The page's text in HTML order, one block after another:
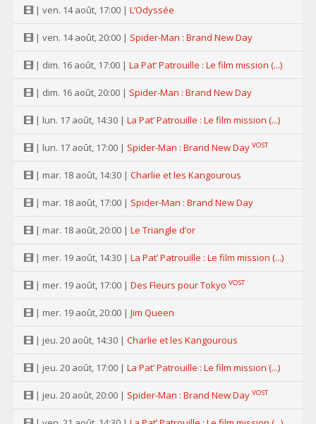
| ven. 14 août, 17:00 | L’Odyssée
| ven. 14 août, 20:00 | Spider-Man : Brand New Day
| dim. 16 août, 17:00 | La Pat’ Patrouille : Le film mission (...)
| dim. 16 août, 20:00 | Spider-Man : Brand New Day
| lun. 17 août, 14:30 | La Pat’ Patrouille : Le film mission (...)
| lun. 17 août, 17:00 | Spider-Man : Brand New Day VOST
| mar. 18 août, 14:30 | Charlie et les Kangourous
| mar. 18 août, 17:00 | Spider-Man : Brand New Day
| mar. 18 août, 20:00 | Le Triangle d’or
| mer. 19 août, 14:30 | La Pat’ Patrouille : Le film mission (...)
| mer. 19 août, 17:00 | Des Fleurs pour Tokyo VOST
| mer. 19 août, 20:00 | Jim Queen
| jeu. 20 août, 14:30 | Charlie et les Kangourous
| jeu. 20 août, 17:00 | La Pat’ Patrouille : Le film mission (...)
| jeu. 20 août, 20:00 | Spider-Man : Brand New Day VOST